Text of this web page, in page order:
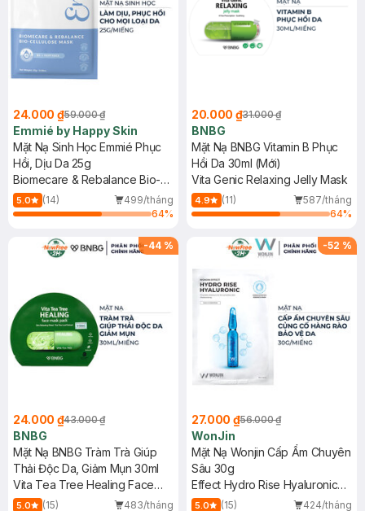
24.000 ₫59.000 ₫
Emmié by Happy Skin
Mặt Nạ Sinh Học Emmié Phục
Hồi, Dịu Da 25g
Biomecare & Rebalance Bio-
Cellulose Mask - B5 + Peptides
5.0 (14)
499/tháng
64%
20.000 ₫31.000 ₫
BNBG
Mặt Nạ BNBG Vitamin B Phục
Hồi Da 30ml (Mới)
Vita Genic Relaxing Jelly Mask
4.9 (11)
587/tháng
64%
-44 %
24.000 ₫43.000 ₫
BNBG
Mặt Nạ BNBG Tràm Trà Giúp
Thải Độc Da, Giảm Mụn 30ml
Vita Tea Tree Healing Face
Mask Pack
5.0 (15) 483/tháng
-52 %
27.000 ₫56.000 ₫
WonJin
Mặt Nạ Wonjin Cấp Ẩm Chuyên
Sâu 30g
Effect Hydro Rise Hyaluronic
Concentrated Essence Mask
5.0 (15) 424/tháng